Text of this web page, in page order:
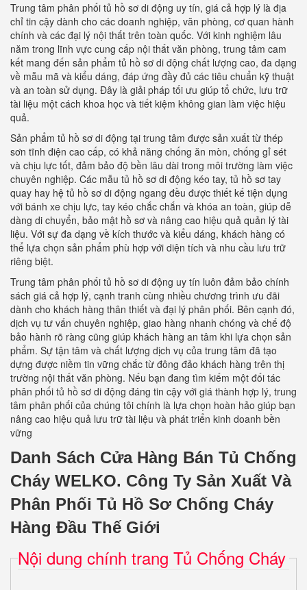
Trung tâm phân phối tủ hồ sơ di động uy tín, giá cả hợp lý là địa
chỉ tin cậy dành cho các doanh nghiệp, văn phòng, cơ quan hành
chính và các đại lý nội thất trên toàn quốc. Với kinh nghiệm lâu
năm trong lĩnh vực cung cấp nội thất văn phòng, trung tâm cam
kết mang đến sản phẩm tủ hồ sơ di động chất lượng cao, đa dạng
về mẫu mã và kiểu dáng, đáp ứng đầy đủ các tiêu chuẩn kỹ thuật
và an toàn sử dụng. Đây là giải pháp tối ưu giúp tổ chức, lưu trữ
tài liệu một cách khoa học và tiết kiệm không gian làm việc hiệu
quả.
Sản phẩm tủ hồ sơ di động tại trung tâm được sản xuất từ thép
sơn tĩnh điện cao cấp, có khả năng chống ăn mòn, chống gỉ sét
và chịu lực tốt, đảm bảo độ bền lâu dài trong môi trường làm việc
chuyên nghiệp. Các mẫu tủ hồ sơ di động kéo tay, tủ hồ sơ tay
quay hay hệ tủ hồ sơ di động ngang đều được thiết kế tiện dụng
với bánh xe chịu lực, tay kéo chắc chắn và khóa an toàn, giúp dễ
dàng di chuyển, bảo mật hồ sơ và nâng cao hiệu quả quản lý tài
liệu. Với sự đa dạng về kích thước và kiểu dáng, khách hàng có
thể lựa chọn sản phẩm phù hợp với diện tích và nhu cầu lưu trữ
riêng biệt.
Trung tâm phân phối tủ hồ sơ di động uy tín luôn đảm bảo chính
sách giá cả hợp lý, cạnh tranh cùng nhiều chương trình ưu đãi
dành cho khách hàng thân thiết và đại lý phân phối. Bên cạnh đó,
dịch vụ tư vấn chuyên nghiệp, giao hàng nhanh chóng và chế độ
bảo hành rõ ràng cũng giúp khách hàng an tâm khi lựa chọn sản
phẩm. Sự tận tâm và chất lượng dịch vụ của trung tâm đã tạo
dựng được niềm tin vững chắc từ đông đảo khách hàng trên thị
trường nội thất văn phòng. Nếu bạn đang tìm kiếm một đối tác
phân phối tủ hồ sơ di động đáng tin cậy với giá thành hợp lý, trung
tâm phân phối của chúng tôi chính là lựa chọn hoàn hảo giúp bạn
nâng cao hiệu quả lưu trữ tài liệu và phát triển kinh doanh bền
vững
Danh Sách Cửa Hàng Bán Tủ Chống
Cháy WELKO. Công Ty Sản Xuất Và
Phân Phối Tủ Hồ Sơ Chống Cháy
Hàng Đầu Thế Giới
Nội dung chính trang Tủ Chống Cháy